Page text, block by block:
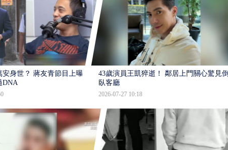
安身世？ 蔣友青節目上曝：
DNA
43歲演員王凱猝逝！ 鄰居上門關心驚見倒
臥客廳
2026-07-27 10:18